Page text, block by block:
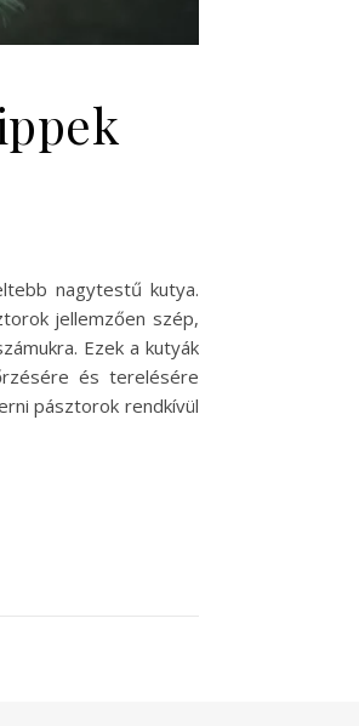
nagytestű kutya.
jellemzően szép,
Ezek a kutyák
és terelésére
pásztorok rendkívül